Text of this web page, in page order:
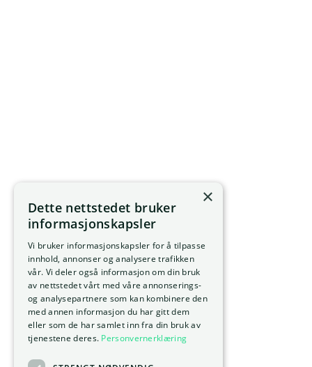
×
Dette nettstedet bruker
informasjonskapsler
Vi bruker informasjonskapsler for å tilpasse
innhold, annonser og analysere trafikken
vår. Vi deler også informasjon om din bruk
av nettstedet vårt med våre annonserings-
og analysepartnere som kan kombinere den
med annen informasjon du har gitt dem
eller som de har samlet inn fra din bruk av
tjenestene deres. Personvernerklæring